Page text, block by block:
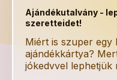
Ajándékutalvány -
szeretteidet!
Miért is szuper egy
ajándékkártya?
jókedvvel lephetjük